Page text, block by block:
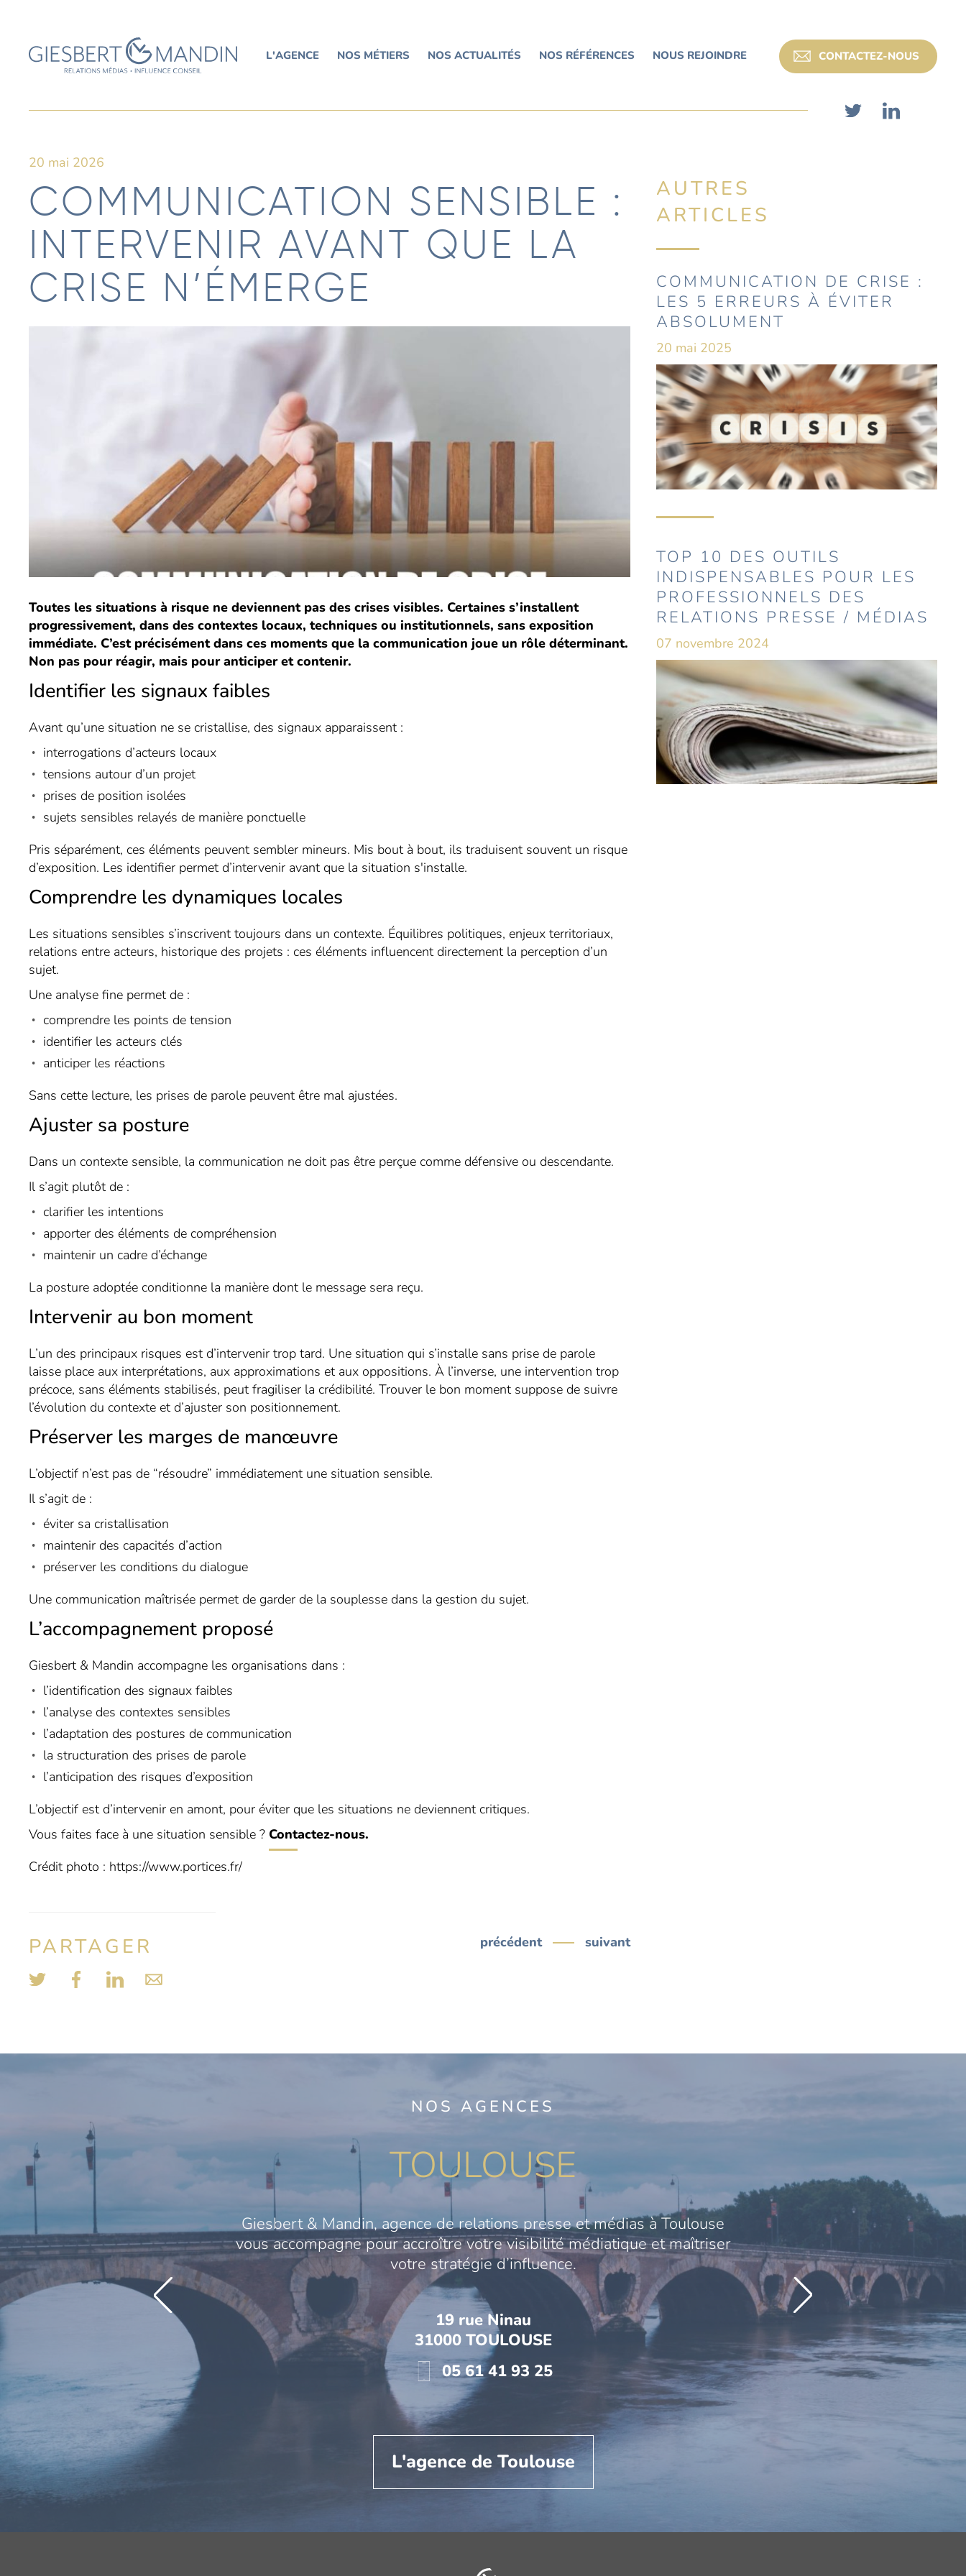
L'AGENCE NOS MÉTIERS NOS ACTUALITÉS NOS RÉFÉRENCES NOUS REJOINDRE CONTACTEZ-NOUS
20 mai 2026
COMMUNICATION SENSIBLE :
INTERVENIR AVANT QUE LA
CRISE N’ÉMERGE
Toutes les situations à risque ne deviennent pas des crises visibles. Certaines s’installent
progressivement, dans des contextes locaux, techniques ou institutionnels, sans exposition
immédiate. C’est précisément dans ces moments que la communication joue un rôle déterminant.
Non pas pour réagir, mais pour anticiper et contenir.
Identifier les signaux faibles
Avant qu’une situation ne se cristallise, des signaux apparaissent :
interrogations d’acteurs locaux
tensions autour d’un projet
prises de position isolées
sujets sensibles relayés de manière ponctuelle
Pris séparément, ces éléments peuvent sembler mineurs. Mis bout à bout, ils traduisent souvent un risque
d’exposition. Les identifier permet d’intervenir avant que la situation s'installe.
Comprendre les dynamiques locales
Les situations sensibles s’inscrivent toujours dans un contexte. Équilibres politiques, enjeux territoriaux,
relations entre acteurs, historique des projets : ces éléments influencent directement la perception d’un
sujet.
Une analyse fine permet de :
comprendre les points de tension
identifier les acteurs clés
anticiper les réactions
Sans cette lecture, les prises de parole peuvent être mal ajustées.
Ajuster sa posture
Dans un contexte sensible, la communication ne doit pas être perçue comme défensive ou descendante.
Il s’agit plutôt de :
clarifier les intentions
apporter des éléments de compréhension
maintenir un cadre d’échange
La posture adoptée conditionne la manière dont le message sera reçu.
Intervenir au bon moment
L’un des principaux risques est d’intervenir trop tard. Une situation qui s’installe sans prise de parole
laisse place aux interprétations, aux approximations et aux oppositions. À l’inverse, une intervention trop
précoce, sans éléments stabilisés, peut fragiliser la crédibilité. Trouver le bon moment suppose de suivre
l’évolution du contexte et d’ajuster son positionnement.
Préserver les marges de manœuvre
L’objectif n’est pas de “résoudre” immédiatement une situation sensible.
Il s’agit de :
éviter sa cristallisation
maintenir des capacités d’action
préserver les conditions du dialogue
Une communication maîtrisée permet de garder de la souplesse dans la gestion du sujet.
L’accompagnement proposé
Giesbert & Mandin accompagne les organisations dans :
l’identification des signaux faibles
l’analyse des contextes sensibles
l’adaptation des postures de communication
la structuration des prises de parole
l’anticipation des risques d’exposition
L’objectif est d’intervenir en amont, pour éviter que les situations ne deviennent critiques.
Vous faites face à une situation sensible ? Contactez-nous.
Crédit photo : https://www.portices.fr/
PARTAGER précédent suivant
AUTRES
ARTICLES
COMMUNICATION DE CRISE :
LES 5 ERREURS À ÉVITER
ABSOLUMENT
20 mai 2025
TOP 10 DES OUTILS
INDISPENSABLES POUR LES
PROFESSIONNELS DES
RELATIONS PRESSE / MÉDIAS
07 novembre 2024
NOS AGENCES
TOULOUSE
Giesbert & Mandin, agence de relations presse et médias à Toulouse
vous accompagne pour accroître votre visibilité médiatique et maîtriser
votre stratégie d’influence.
19 rue Ninau
31000 TOULOUSE
05 61 41 93 25
L'agence de Toulouse